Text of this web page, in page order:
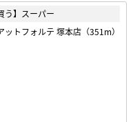
う】スーパー
ットフォルテ 塚本店（351m）